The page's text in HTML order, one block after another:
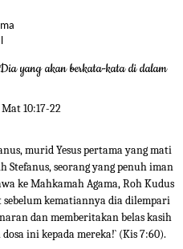
yang akan berkata-kata di dalam
10:17-22
murid Yesus pertama yang mati
Stefanus, seorang yang penuh iman
ke Mahkamah Agama, Roh Kudus
sebelum kematiannya dia dilempari
dan memberitakan belas kasih
ini kepada mereka!` (Kis 7:60).